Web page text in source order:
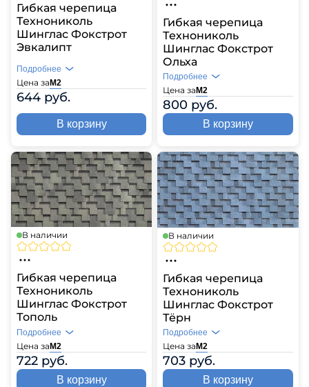
Гибкая черепица
Технониколь
Шинглас Фокстрот
Эвкалипт
Цена за М2
644 руб.
Подробнее
В корзину
Гибкая черепица
Технониколь
Шинглас Фокстрот
Ольха
Цена заМ2
800 руб.
Подробнее
В корзину
В наличии
Гибкая черепица
Технониколь
Шинглас Фокстрот
Тополь
Цена заМ2
722 руб.
Подробнее
В корзину
В наличии
Гибкая черепица
Технониколь
Шинглас Фокстрот
Тёрн
Цена заМ2
703 руб.
Подробнее
В корзину